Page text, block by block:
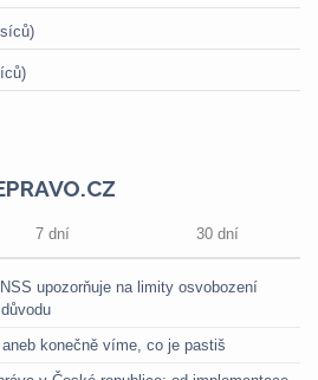
7 dní 30 dní
upozorňuje na limity osvobození
konečně víme, co je pastiš